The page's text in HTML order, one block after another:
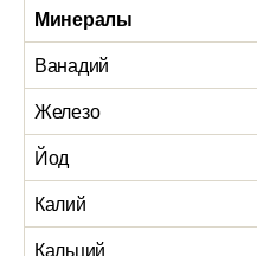
Минералы
Ванадий
Железо
Йод
Калий
Кальций